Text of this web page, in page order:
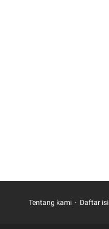
Tentang kami Daftar isi